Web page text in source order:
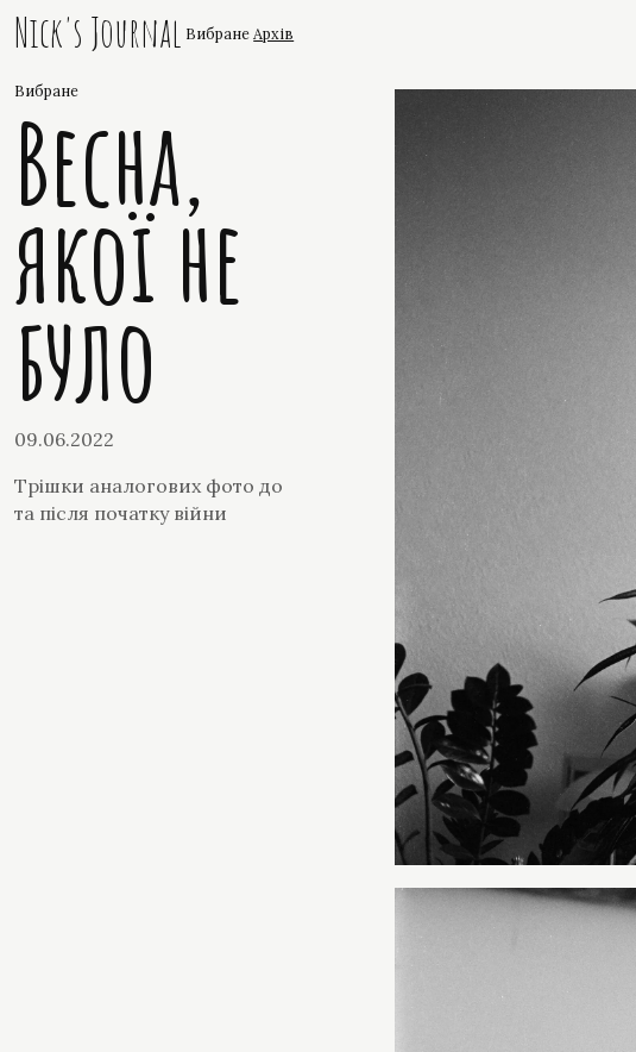
Nick's Journal Вибране Архів
Вибране
Весна,
якої не
було
09.06.2022
Трішки аналогових фото до
та після початку війни